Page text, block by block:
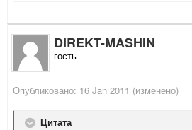
DIREKT-MASHIN
гость
Опубликовано: 16 Jan 2011 (изменено)
Цитата